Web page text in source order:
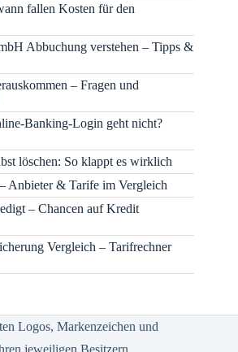
fallen Kosten für den
Abbuchung verstehen – Tipps &
– Fragen und
Banking-Login geht nicht?
löschen: So klappt es wirklich
Anbieter & Tarife im Vergleich
– Chancen auf Kredit
Vergleich – Tarifrechner
Logos, Markenzeichen und
jeweiligen Besitzern.